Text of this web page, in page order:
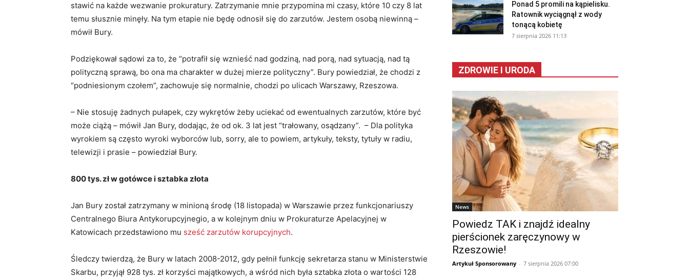
stawić na każde wezwanie prokuratury. Zatrzymanie mnie przypomina mi czasy, które 10 czy 8 lat
temu słusznie minęły. Na tym etapie nie będę odnosił się do zarzutów. Jestem osobą niewinną –
mówił Bury.
Podziękował sądowi za to, że “potrafił się wznieść nad godziną, nad porą, nad sytuacją, nad tą
polityczną sprawą, bo ona ma charakter w dużej mierze polityczny”. Bury powiedział, że chodzi z
“podniesionym czołem”, zachowuje się normalnie, chodzi po ulicach Warszawy, Rzeszowa.
– Nie stosuję żadnych pułapek, czy wykrętów żeby uciekać od ewentualnych zarzutów, które być
może ciążą – mówił Jan Bury, dodając, że od ok. 3 lat jest “trałowany, osądzany”. – Dla polityka
wyrokiem są często wyroki wyborców lub, sorry, ale to powiem, artykuły, teksty, tytuły w radiu,
telewizji i prasie – powiedział Bury.
800 tys. zł w gotówce i sztabka złota
Jan Bury został zatrzymany w minioną środę (18 listopada) w Warszawie przez funkcjonariuszy
Centralnego Biura Antykorupcyjnegio, a w kolejnym dniu w Prokuraturze Apelacyjnej w
Katowicach przedstawiono mu sześć zarzutów korupcyjnych.
Śledczy twierdzą, że Bury w latach 2008-2012, gdy pełnił funkcję sekretarza stanu w Ministerstwie
Skarbu, przyjął 928 tys. zł korzyści majątkowych, a wśród nich była sztabka złota o wartości 128
Ponad 5 promili na kąpielisku.
Ratownik wyciągnął z wody
tonącą kobietę
7 sierpnia 2026 11:13
ZDROWIE I URODA
News
Powiedz TAK i znajdź idealny
pierścionek zaręczynowy w
Rzeszowie!
Artykuł Sponsorowany - 7 sierpnia 2026 07:00